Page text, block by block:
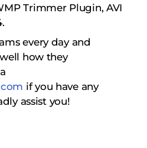
Trimmer Plugin, AVI
every day and
how they
if you have any
assist you!